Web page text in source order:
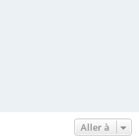
Aller à